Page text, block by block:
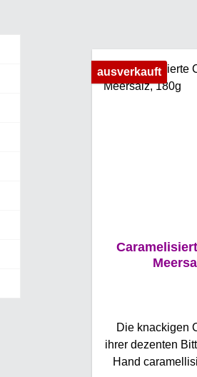
ausverkauft
Die knackigen
ihrer dezenten
Hand